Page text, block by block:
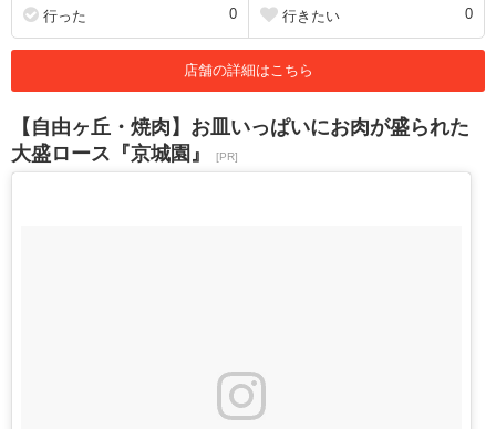
行った 0 行きたい 0
店舗の詳細はこちら
【自由ヶ丘・焼肉】お皿いっぱいにお肉が盛られた
大盛ロース『京城園』
[PR]